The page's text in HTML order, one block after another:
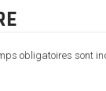
obligatoires sont